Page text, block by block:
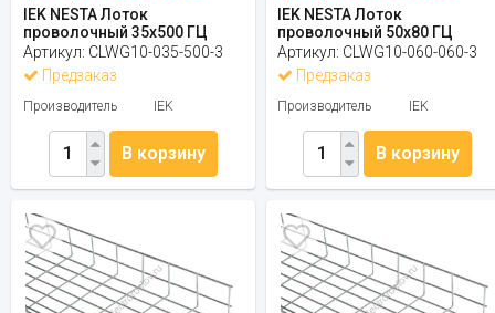
IEK NESTA Лоток
проволочный 35х500 ГЦ
Артикул: CLWG10-035-500-3
Предзаказ
Производитель IEK
В корзину
IEK NESTA Лоток
проволочный 50х80 ГЦ
Артикул: CLWG10-060-060-3
Предзаказ
Производитель IEK
В корзину